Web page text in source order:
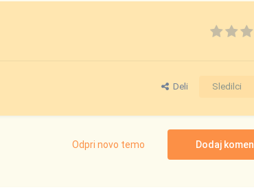
Deli Sledilci
Dodaj
Odpri novo temo